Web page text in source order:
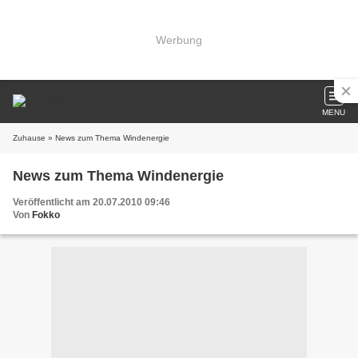
Werbung
MENU
Zuhause » News zum Thema Windenergie
News zum Thema Windenergie
Veröffentlicht am 20.07.2010 09:46
Von Fokko